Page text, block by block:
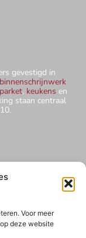
Voor meer
deze website
gevestigd in
binnenschrijnwerk
parket, keukens en
staan centraal